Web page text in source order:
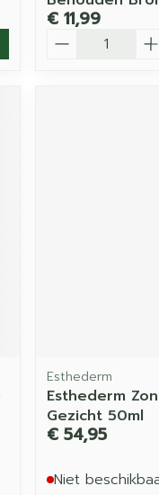
€ 11,99
Esthederm
Esthederm
Gezicht 50ml
€ 54,95
Niet